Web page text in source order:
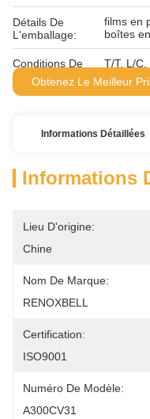
Détails De
L'emballage:
films en
boîtes
Conditions De
Paiement:
T/T, L/
Obtenez Le Meilleur
Informations Détaillées
Informations
Lieu D'origine:
Chine
Nom De Marque:
RENOXBELL
Certification:
ISO9001
Numéro De Modèle:
A300CV31